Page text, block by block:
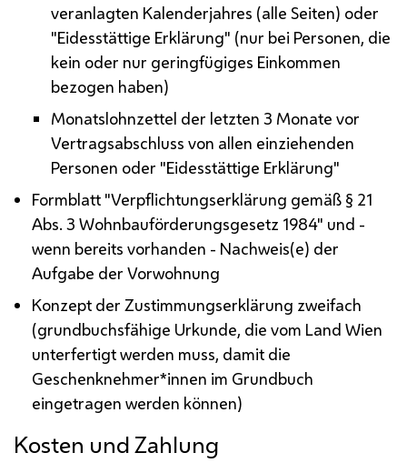
veranlagten Kalenderjahres (alle Seiten) oder
"Eidesstättige Erklärung" (nur bei Personen, die
kein oder nur geringfügiges Einkommen
bezogen haben)
Monatslohnzettel der letzten 3 Monate vor
Vertragsabschluss von allen einziehenden
Personen oder "Eidesstättige Erklärung"
Formblatt "Verpflichtungserklärung gemäß § 21
Abs. 3 Wohnbauförderungsgesetz 1984" und -
wenn bereits vorhanden - Nachweis(e) der
Aufgabe der Vorwohnung
Konzept der Zustimmungserklärung zweifach
(grundbuchsfähige Urkunde, die vom Land Wien
unterfertigt werden muss, damit die
Geschenknehmer*innen im Grundbuch
eingetragen werden können)
Kosten und Zahlung